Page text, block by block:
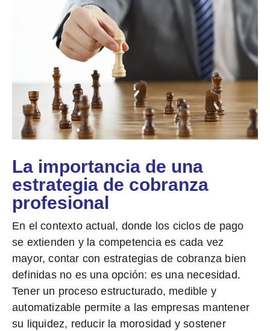
La importancia de una
estrategia de cobranza
profesional
En el contexto actual, donde los ciclos de pago
se extienden y la competencia es cada vez
mayor, contar con estrategias de cobranza bien
definidas no es una opción: es una necesidad.
Tener un proceso estructurado, medible y
automatizable permite a las empresas mantener
su liquidez, reducir la morosidad y sostener